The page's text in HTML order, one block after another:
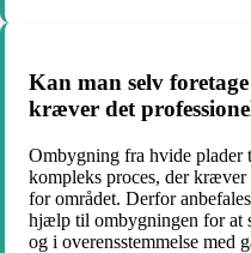
Kan man selv
kræver det
Ombygning fra hvide plader
kompleks proces, der
for området. Derfor
hjælp til ombygningen for at
og i overensstemmelse med